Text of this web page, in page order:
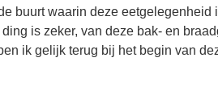
buurt waarin deze
is zeker, van deze bak- en
ik gelijk terug bij het begin van